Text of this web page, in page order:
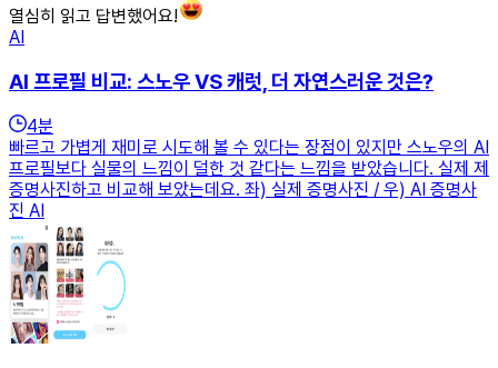
열심히 읽고 답변했어요!
AI
AI 프로필 비교: 스노우 VS 캐럿, 더 자연스러운 것은?
4분
빠르고 가볍게 재미로 시도해 볼 수 있다는 장점이 있지만 스노우의 AI
프로필보다 실물의 느낌이 덜한 것 같다는 느낌을 받았습니다. 실제 제
증명사진하고 비교해 보았는데요. 좌) 실제 증명사진 / 우) AI 증명사
진 AI